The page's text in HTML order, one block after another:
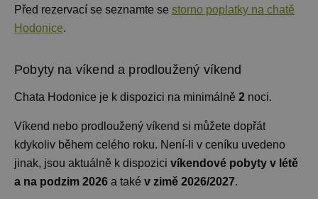
Před rezervací se seznamte se storno poplatky na chatě
Hodonice.
Pobyty na víkend a prodloužený víkend
Chata Hodonice je k dispozici na minimálně 2 noci.
Víkend nebo prodloužený víkend si můžete dopřát
kdykoliv během celého roku. Není-li v ceníku uvedeno
jinak, jsou aktuálně k dispozici víkendové pobyty v létě
a na podzim 2026 a také v zimě 2026/2027.